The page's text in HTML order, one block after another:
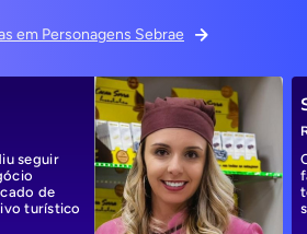
em Personagens Sebrae
seguir
de
turístico